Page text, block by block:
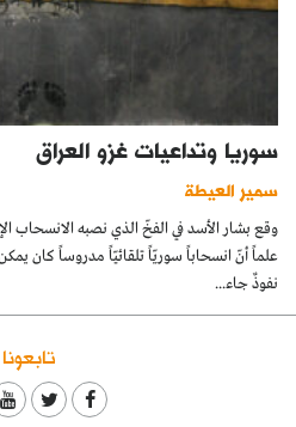
سوريا وتداعيات غزو العراق
سمير العيطة
علماً أنّ انسحاباً سوريّاً تلقائيّاً مدروساً كان
نفوذٌ جاء...
تابعونا